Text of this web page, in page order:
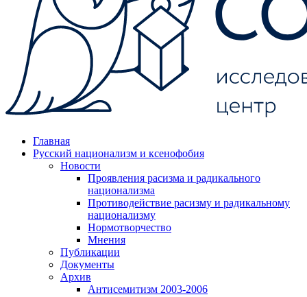
Главная
Русский национализм и ксенофобия
Новости
Проявления расизма и радикального
национализма
Противодействие расизму и радикальному
национализму
Нормотворчество
Мнения
Публикации
Документы
Архив
Антисемитизм 2003-2006